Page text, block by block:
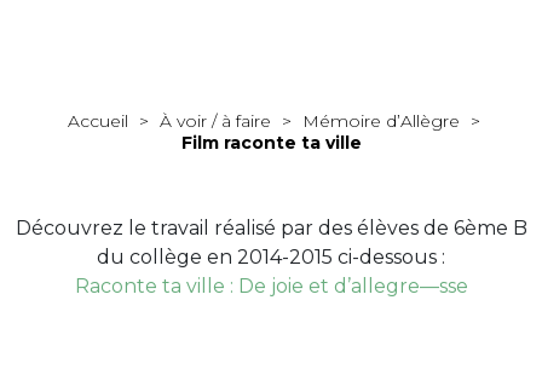
Accueil > À voir / à faire > Mémoire d’Allègre
>
Film raconte ta ville
Découvrez le travail réalisé par des élèves de 6ème B
du collège en 2014-2015 ci-dessous :
Raconte ta ville : De joie et d’allegre—sse